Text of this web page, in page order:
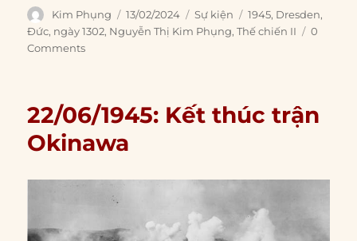
Author
Kim Phụng
Posted
on
13/02/2024 Categories
Sự kiện Tags
1945, Dresden,
Đức, ngày 1302, Nguyễn Thị Kim Phụng,Thế chiến II
0
Comments
22/06/1945: Kết thúc trận
Okinawa